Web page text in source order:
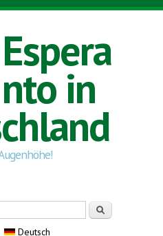
Espera
nto in
Deutsch